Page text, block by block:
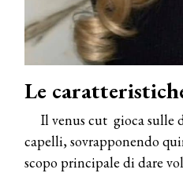
Le
Il venus cut gioca sulle
capelli, sovrapponendo
scopo principale di dare